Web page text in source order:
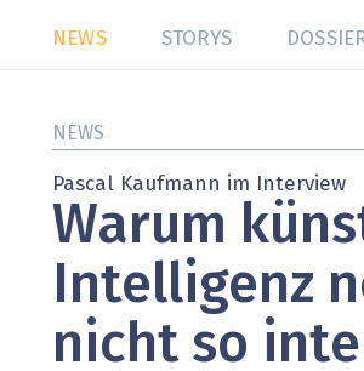
MAIN NAVIGATION
NEWS
Studien
Meinungen
Hands-on
STORYS
Best
SAP
NEWS
Pascal Kaufmann im Interview
Warum
Intelligenz
nicht so